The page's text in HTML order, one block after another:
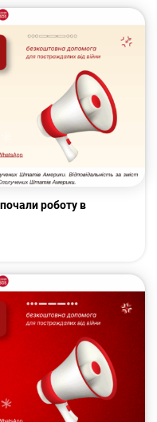
роботу в